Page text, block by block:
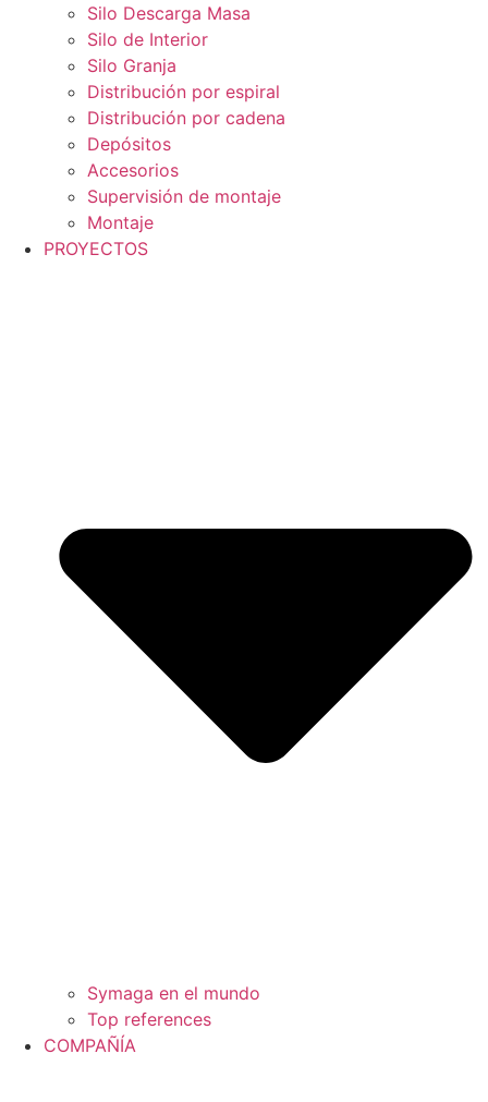
Silo Descarga Masa
Silo de Interior
Silo Granja
Distribución por espiral
Distribución por cadena
Depósitos
Accesorios
Supervisión de montaje
Montaje
PROYECTOS
Symaga en el mundo
Top references
COMPAÑÍA